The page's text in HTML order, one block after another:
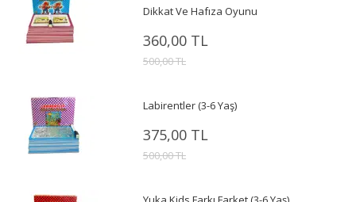
Dikkat Ve Hafıza Oyunu
360,00 TL
500,00 TL
Labirentler (3-6 Yaş)
375,00 TL
500,00 TL